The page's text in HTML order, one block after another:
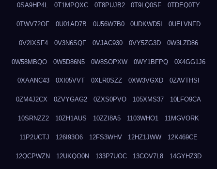
0SA9HP4L 0T1MPQXC 0T8PUJB2 0T9LQ0SF 0TDEQ0TY
0TWV72OF 0U01AD7B 0U56W7B0 0UDKWD5I 0UELVNFD
0V2IXSF4 0V3N6SQF 0VJAC930 0VY5ZG3D 0W3LZD86
0W58MBQO 0W5D86N5 0W8SOPXW 0WY1BFPQ 0X4GG1J6
0XAANC43 0XI05VVT 0XLR0SZZ 0XW3VGXD 0ZAVTHSI
0ZM4J2CX 0ZVYGAG2 0ZXS0PVO 105XMS37 10LFO9CA
10SRNZZ2 10ZH1AUS 10ZZI8A5 1103WHO1 11MGVORK
11P2UCTJ 126I93O6 12FS3WHV 12HZ1JWW 12K469CE
12QCPWZN 12UKQO0N 133P7UOC 13COV7L8 14GYHZ3D